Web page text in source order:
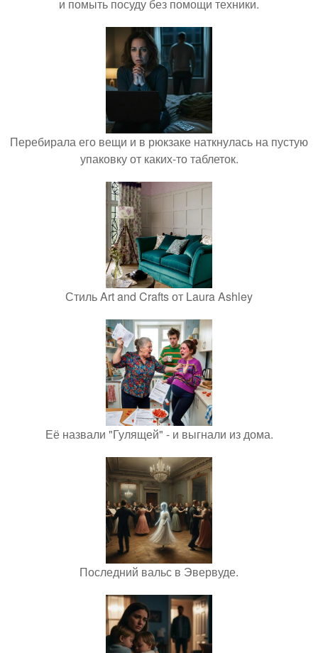
и помыть посуду без помощи техники.
Перебирала его вещи и в рюкзаке наткнулась на пустую
упаковку от каких-то таблеток.
Стиль Art and Crafts от Laura Ashley
Её назвали "Гулящей" - и выгнали из дома.
Последний вальс в Эвервуде.